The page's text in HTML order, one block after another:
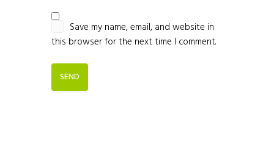
Save my name, email, and website in
this browser for the next time I comment.